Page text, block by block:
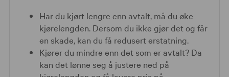
Har du kjørt lengre enn avtalt, må du øke
kjørelengden. Dersom du ikke gjør det og får
en skade, kan du få redusert erstatning.
Kjører du mindre enn det som er avtalt? Da
kan det lønne seg å justere ned på